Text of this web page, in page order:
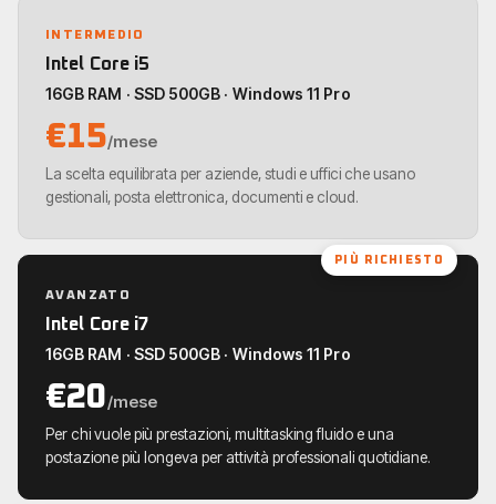
INTERMEDIO
Intel Core i5
16GB RAM · SSD 500GB · Windows 11 Pro
€15/mese
La scelta equilibrata per aziende, studi e uffici che usano
gestionali, posta elettronica, documenti e cloud.
AVANZATO
Intel Core i7
16GB RAM · SSD 500GB · Windows 11 Pro
€20/mese
Per chi vuole più prestazioni, multitasking fluido e una
postazione più longeva per attività professionali quotidiane.
PIÙ RICHIESTO